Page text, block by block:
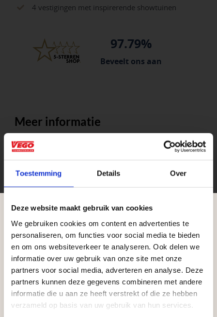
Toestemming Details Over
Deze website maakt gebruik van cookies
We gebruiken cookies om content en advertenties te
personaliseren, om functies voor social media te bieden
en om ons websiteverkeer te analyseren. Ook delen we
informatie over uw gebruik van onze site met onze
partners voor social media, adverteren en analyse. Deze
partners kunnen deze gegevens combineren met andere
informatie die u aan ze heeft verstrekt of die ze hebben
verzameld op basis van uw gebruik van hun services.
4 vestigingen met inspirerende showtuinen
97.79%
Beveelt ons aan
Meer informatie
Selecteer een optie om de productinformatie te
tonen.
Zakelijke klant worden
Vego Tuinmaterialen is de meest geschikte partner
Aangepaste openingstijden tijdens de
vakantieperiode
Waardenburg en Vego Dordrecht hanteren tijdens
de vakantieperiode aangepaste openingstijden op
zaterdag. Bekijk de vestigingspagina voor de
actuele openingstijden.